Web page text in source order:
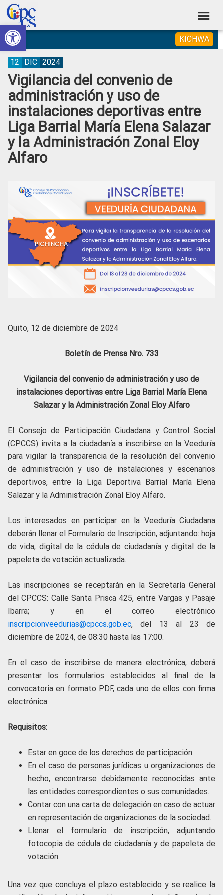
Abrir barra de herramientas
Skip
to
primary
navigation
Skip
to
main
content
Skip
to
primary
sidebar
Skip
to
footer
Consejo
de
Participación
Ciudadana
Control
Social
Construyendo
Poder
Ciudadano
KICHWA
Vigilancia del convenio de
administración y uso de
instalaciones deportivas entre
Liga Barrial María Elena Salazar
y la Administración Zonal Eloy
Alfaro
12 DIC 2024
Quito, 12 de diciembre de 2024
Boletín de Prensa Nro. 733
Vigilancia del convenio de administración y uso de
instalaciones deportivas entre Liga Barrial María Elena
Salazar y la Administración Zonal Eloy Alfaro
El Consejo de Participación Ciudadana y Control Social
(CPCCS) invita a la ciudadanía a inscribirse en la Veeduría
para vigilar la transparencia de la resolución del convenio
de administración y uso de instalaciones y escenarios
deportivos, entre la Liga Deportiva Barrial María Elena
Salazar y la Administración Zonal Eloy Alfaro.
Los interesados en participar en la Veeduría Ciudadana
deberán llenar el Formulario de Inscripción, adjuntando: hoja
de vida, digital de la cédula de ciudadanía y digital de la
papeleta de votación actualizada.
Las inscripciones se receptarán en la Secretaría General
del CPCCS: Calle Santa Prisca 425, entre Vargas y Pasaje
Ibarra; y en el correo electrónico
inscripcionveedurias@cpccs.gob.ec, del 13 al 23 de
diciembre de 2024, de 08:30 hasta las 17:00.
En el caso de inscribirse de manera electrónica, deberá
presentar los formularios establecidos al final de la
convocatoria en formato PDF, cada uno de ellos con firma
electrónica.
Requisitos:
Estar en goce de los derechos de participación.
En el caso de personas jurídicas u organizaciones de
hecho, encontrarse debidamente reconocidas ante
las entidades correspondientes o sus comunidades.
Contar con una carta de delegación en caso de actuar
en representación de organizaciones de la sociedad.
Llenar el formulario de inscripción, adjuntando
fotocopia de cédula de ciudadanía y de papeleta de
votación.
Una vez que concluya el plazo establecido y se realice la